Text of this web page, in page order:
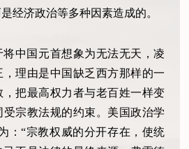
经济政治等多种因素造成的。
中国元首想象为无法无天，凌
理由是中国缺乏西方那样的一
把最高权力者与老百姓一样变
受宗教法规的约束。美国政治学
：“宗教权威的分开存在，使统